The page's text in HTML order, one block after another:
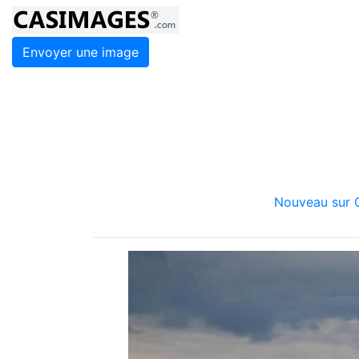
Envoyer une image
Nouveau sur